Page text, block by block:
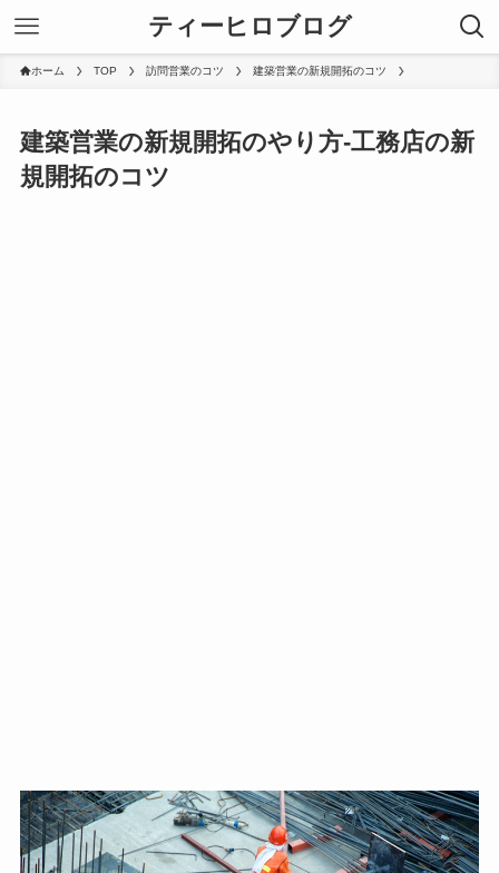
ティーヒロブログ
ホーム TOP 訪問営業のコツ 建築営業の新規開拓のコツ
建築営業の新規開拓のやり方-工務店の新
規開拓のコツ